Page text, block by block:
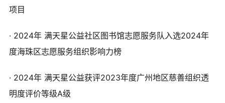
项目
· 2024年 满天星公益社区图书馆志愿服务队入选2024年
度海珠区志愿服务组织影响力榜
· 2024年 满天星公益获评2023年度广州地区慈善组织透
明度评价等级A级